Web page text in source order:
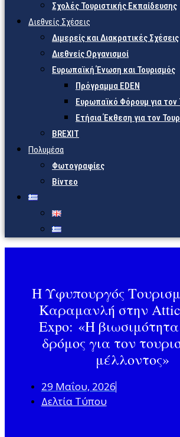
Σχολές Τουριστικής Εκπαίδευσης
Διεθνείς Σχέσεις
Διμερείς και Διακρατικές Σχέσεις
Διεθνείς Οργανισμοί
Ευρωπαϊκή Ένωση και Τουρισμός
Πρόγραμμα EDEN
Ευρωπαϊκό Φόρουμ για τον
Ετήσια Έκθεση για τον
BREXIT
Πολυμέσα
Φωτογραφίες
Βίντεο
Η Υφυπουργός
Καραμανλή στην
Expo: «Η βιωσιμότητα
δρόμος για τον
μέλλοντος»
29 Μαΐου, 2026
Δελτία Τύπου